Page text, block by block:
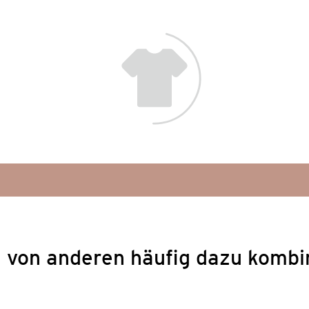
von anderen häufig dazu